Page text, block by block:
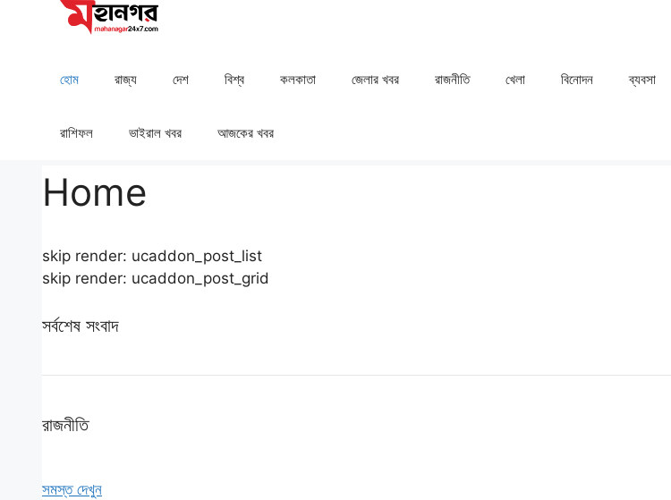
হোম রাজ্য দেশ ⁠বিশ্ব কলকাতা ⁠⁠জেলার খবর রাজনীতি খেলা ⁠বিনোদন ব্যবসা
রাশিফল ⁠⁠ভাইরাল খবর আজকের খবর
Home
skip render: ucaddon_post_list
skip render: ucaddon_post_grid
সর্বশেষ সংবাদ
রাজনীতি
সমস্ত দেখুন